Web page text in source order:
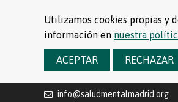
Utilizamos cookies propias y
información en nuestra
ACEPTAR RECHAZAR
info@saludmentalmadrid.org